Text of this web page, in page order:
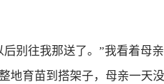
别往我那送了。”我看着母
地育苗到搭架子，母亲一天